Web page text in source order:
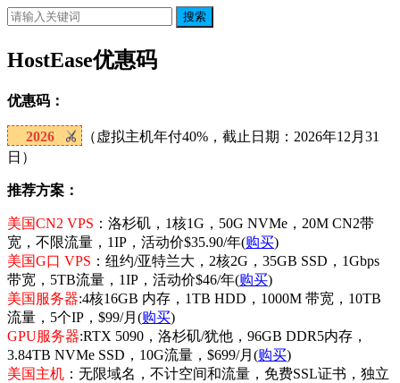
搜索
HostEase优惠码
优惠码：
2026
（虚拟主机年付40%，截止日期：2026年12月31
日）
推荐方案：
美国CN2 VPS ：洛杉矶，1核1G，50G NVMe，20M CN2带
宽，不限流量，1IP，活动价$35.90/年(购买)
美国G口 VPS ：纽约/亚特兰大，2核2G，35GB SSD，1Gbps
带宽，5TB流量，1IP，活动价$46/年(购买)
美国服务器:4核16GB 内存，1TB HDD，1000M 带宽，10TB
流量，5个IP，$99/月(购买)
GPU服务器:RTX 5090，洛杉矶/犹他，96GB DDR5内存，
3.84TB NVMe SSD，10G流量，$699/月(购买)
美国主机 ：无限域名，不计空间和流量，免费SSL证书，独立